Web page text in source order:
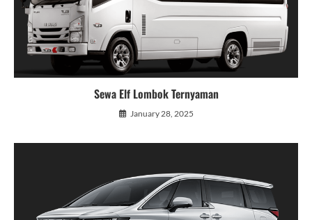
Sewa Elf Lombok Ternyaman
January 28, 2025